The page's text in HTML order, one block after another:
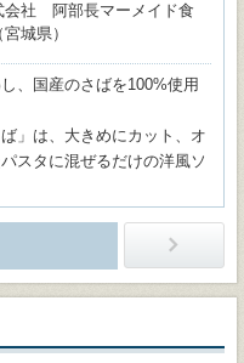
会社 阿部長マーメイド食
城県）
、国産のさばを100%使用
」は、大きめにカット、オ
スタに混ぜるだけの洋風ソ